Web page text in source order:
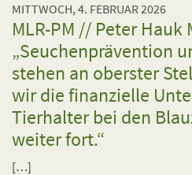
MITTWOCH, 4. FEBRUAR 2026
MLR-PM // Peter Hauk
„Seuchenprävention
stehen an oberster
wir die finanzielle
Tierhalter bei den
weiter fort.“
[…]